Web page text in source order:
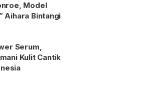
Model
Aihara Bintangi
Serum,
Kulit Cantik